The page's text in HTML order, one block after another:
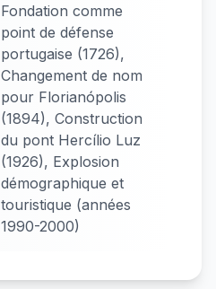
Fondation comme
point de défense
portugaise (1726),
Changement de nom
pour Florianópolis
(1894), Construction
du pont Hercílio Luz
(1926), Explosion
démographique et
touristique (années
1990-2000)